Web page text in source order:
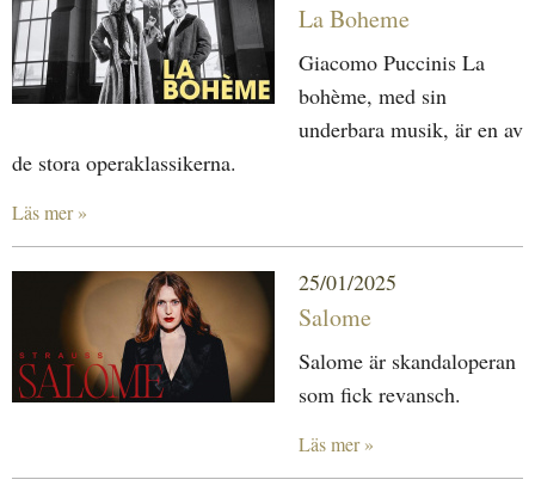
La Boheme
Giacomo Puccinis La
bohème, med sin
underbara musik, är en av
de stora operaklassikerna.
Läs mer »
25/01/2025
Salome
Salome är skandaloperan
som fick revansch.
Läs mer »